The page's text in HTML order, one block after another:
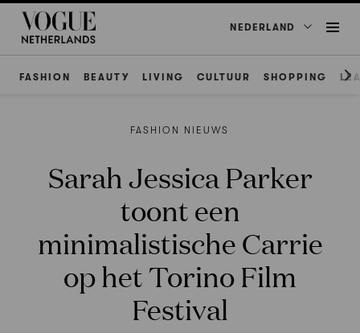
NEDERLAND
FASHION BEAUTY LIVING CULTUUR SHOPPING
FASHION NIEUWS
Sarah Jessica Parker
toont een
minimalistische Carrie
op het Torino Film
Festival